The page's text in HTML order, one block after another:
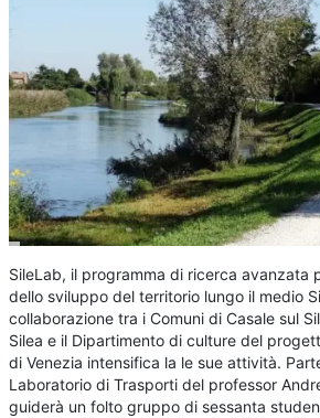
SileLab, il programma di ricerca avanzata
dello sviluppo del territorio lungo il medio
collaborazione tra i Comuni di Casale sul
Silea e il Dipartimento di culture del
di Venezia intensifica la le sue attività.
Laboratorio di Trasporti del professor
guiderà un folto gruppo di sessanta